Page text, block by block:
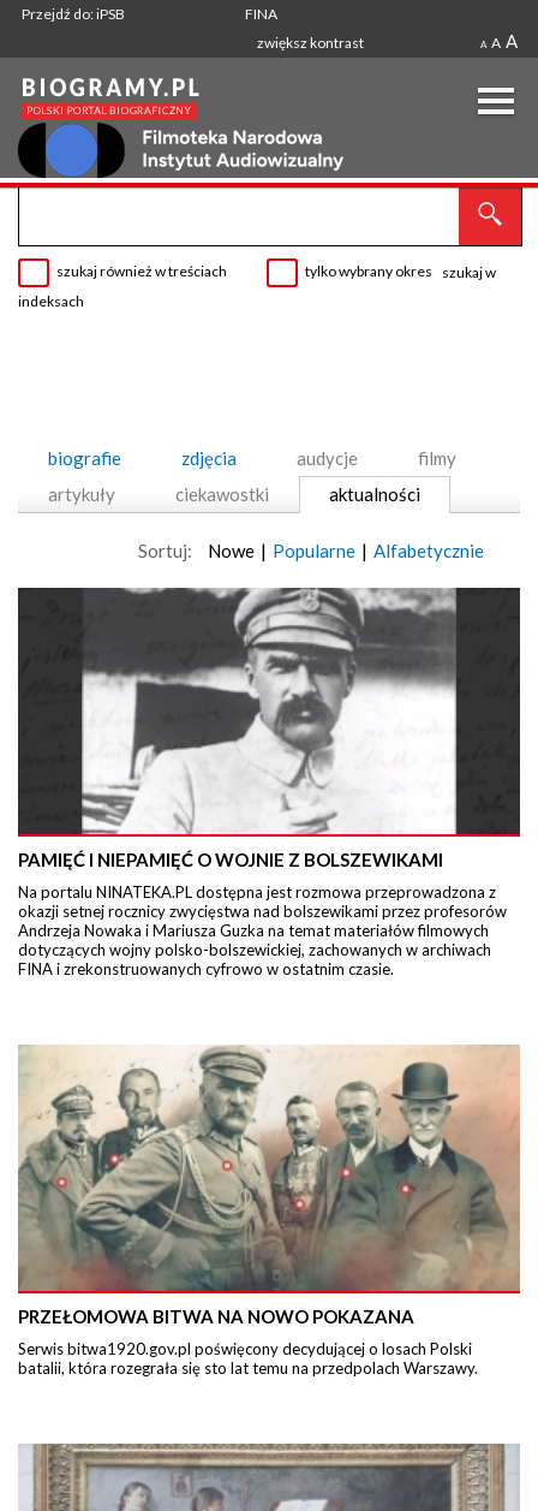
Przejdź do: iPSB
FINA
zwiększ kontrast
A A A
szukaj również w treściach tylko wybrany okres
szukaj w
indeksach
biografie zdjęcia audycje
filmy
artykuły
ciekawostki aktualności
Sortuj: Nowe | Popularne | Alfabetycznie
PAMIĘĆ I NIEPAMIĘĆ O WOJNIE Z BOLSZEWIKAMI
Na portalu NINATEKA.PL dostępna jest rozmowa przeprowadzona z
okazji setnej rocznicy zwycięstwa nad bolszewikami przez profesorów
Andrzeja Nowaka i Mariusza Guzka na temat materiałów filmowych
dotyczących wojny polsko-bolszewickiej, zachowanych w archiwach
FINA i zrekonstruowanych cyfrowo w ostatnim czasie.
PRZEŁOMOWA BITWA NA NOWO POKAZANA
Serwis bitwa1920.gov.pl poświęcony decydującej o losach Polski
batalii, która rozegrała się sto lat temu na przedpolach Warszawy.